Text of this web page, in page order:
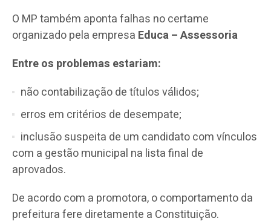
O MP também aponta falhas no certame
organizado pela empresa Educa – Assessoria
Entre os problemas estariam:
não contabilização de títulos válidos;
erros em critérios de desempate;
inclusão suspeita de um candidato com vínculos
com a gestão municipal na lista final de
aprovados.
De acordo com a promotora, o comportamento da
prefeitura fere diretamente a Constituição.